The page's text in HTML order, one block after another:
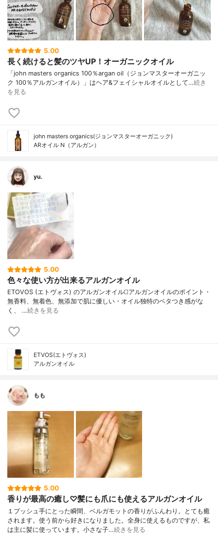
5.00
長く続けると髪のツヤUP！オーガニックオイル
「john masters organics 100％argan oil（ジョンマスターオーガニッ
ク 100％アルガンオイル）」はヘア&フェイシャルオイルとして…続き
を見る
john masters organics(ジョンマスターオーガニック)
ARオイル N（アルガン）
yu.
5.00
色々な使い方が出来るアルガンオイル
ETOVOS (エトヴォス) のアルガンオイル ◻️アルガンオイルのポイント ・
無香料、無着色、無添加で肌に優しい ・オイル独特のベタつき感がな
く、 …続きを見る
ETVOS(エトヴォス)
アルガンオイル
もも
5.00
香りが最高の癒し♡髪にも爪にも使えるアルガンオイル
１プッシュ手にとった瞬間、ベルガモットの香りがふんわり。とても癒
されます。使う前から好きになりました。全身に使えるものですが、私
は主に髪に使っています。小さな子…続きを見る